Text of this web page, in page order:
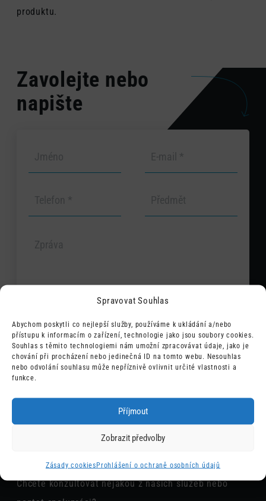
Spravovat Souhlas
Abychom poskytli co nejlepší služby, používáme k ukládání a/nebo
přístupu k informacím o zařízení, technologie jako jsou soubory cookies.
Souhlas s těmito technologiemi nám umožní zpracovávat údaje, jako je
chování při procházení nebo jedinečná ID na tomto webu. Nesouhlas
nebo odvolání souhlasu může nepříznivě ovlivnit určité vlastnosti a
funkce.
Příjmout
Zobrazit předvolby
Zásady cookiesProhlášení o ochraně osobních údajů
produktu.
Zavolejte nebo
napište
Odesláním souhlasím s tím, že mé
údaje budou využity pro zpětný
kontakt a vyřízení požadavku.
ODESLAT
Chcete konzultovat nějakou z našich služeb nebo